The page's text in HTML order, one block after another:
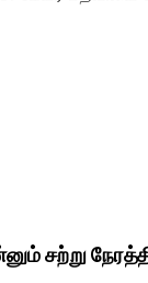
சற்று